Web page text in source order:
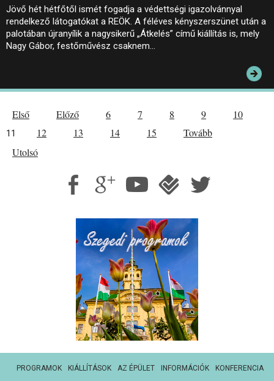
Jövő hét hétfőtől ismét fogadja a védettségi igazolvánnyal
rendelkező látogatókat a REÖK. A féléves kényszerszünet után a
palotában újranyílik a nagysikerű „Átkelés” című kiállítás is, mely
Nagy Gábor, festőművész csaknem…
Első Előző 6 7 8 9 10
11 12 13 14 15
Tovább
Utolsó
PROGRAMOK KIÁLLÍTÁSOK AZ ÉPÜLET INFORMÁCIÓK KONFERENCIA